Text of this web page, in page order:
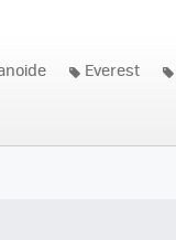
Everest